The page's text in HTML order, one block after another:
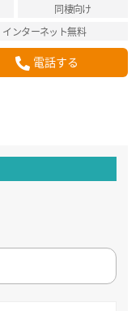
同棲向け
インターネット無料
電話する